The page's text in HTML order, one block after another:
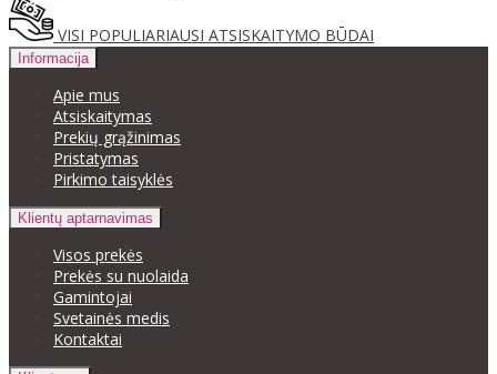
VISI POPULIARIAUSI ATSISKAITYMO BŪDAI
Informacija
Apie mus
Atsiskaitymas
Prekių grąžinimas
Pristatymas
Pirkimo taisyklės
Klientų aptarnavimas
Visos prekės
Prekės su nuolaida
Gamintojai
Svetainės medis
Kontaktai